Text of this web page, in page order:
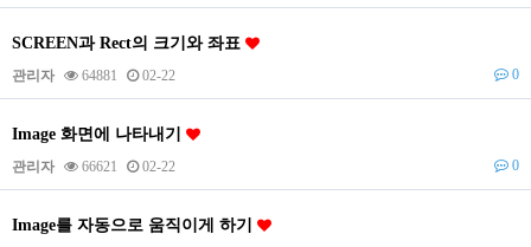
SCREEN과 Rect의 크기와 좌표
관리자 64881 02-22 0
Image 화면에 나타내기
관리자 66621 02-22 0
Image를 자동으로 움직이게 하기